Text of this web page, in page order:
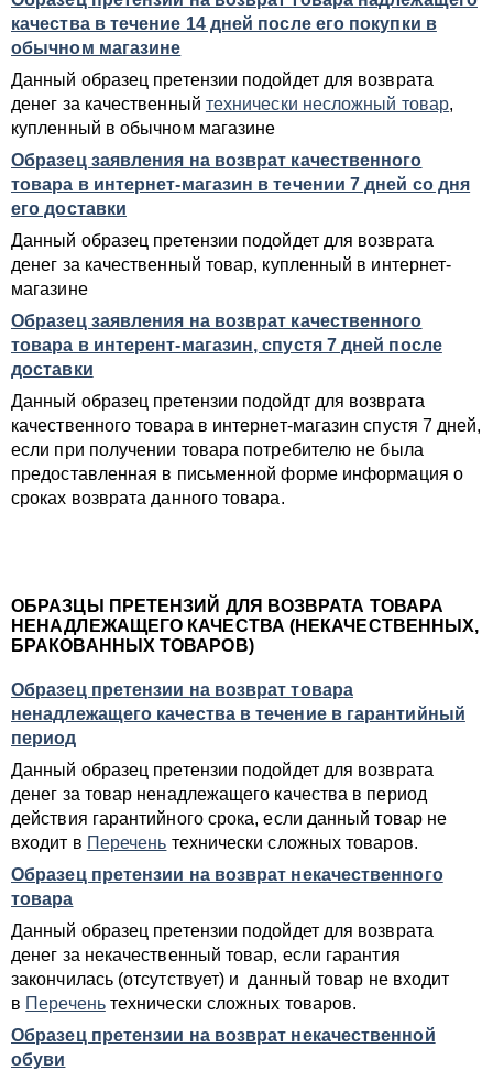
качества в течение 14 дней после его покупки в
обычном магазине
Данный образец претензии подойдет для возврата
денег за качественный технически несложный товар,
купленный в обычном магазине
Образец заявления на возврат качественного
товара в интернет-магазин в течении 7 дней со дня
его доставки
Данный образец претензии подойдет для возврата
денег за качественный товар, купленный в интернет-
магазине
Образец заявления на возврат качественного
товара в интерент-магазин, спустя 7 дней после
доставки
Данный образец претензии подойдт для возврата
качественного товара в интернет-магазин спустя 7 дней,
если при получении товара потребителю не была
предоставленная в письменной форме информация о
сроках возврата данного товара.
ОБРАЗЦЫ ПРЕТЕНЗИЙ ДЛЯ ВОЗВРАТА ТОВАРА
НЕНАДЛЕЖАЩЕГО КАЧЕСТВА (НЕКАЧЕСТВЕННЫХ,
БРАКОВАННЫХ ТОВАРОВ)
Образец претензии на возврат товара
ненадлежащего качества в течение в гарантийный
период
Данный образец претензии подойдет для возврата
денег за товар ненадлежащего качества в период
действия гарантийного срока, если данный товар не
входит в Перечень технически сложных товаров.
Образец претензии на возврат некачественного
товара
Данный образец претензии подойдет для возврата
денег за некачественный товар, если гарантия
закончилась (отсутствует) и данный товар не входит
в Переченьтехнически сложных товаров.
Образец претензии на возврат некачественной
обуви